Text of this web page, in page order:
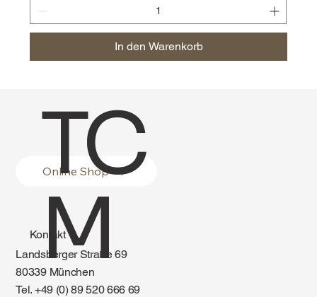
In den Warenkorb
Online Shop
Kontakt
Landsberger Straße 69
80339 München
Tel. +49 (0) 89 520 666 69
TC
M